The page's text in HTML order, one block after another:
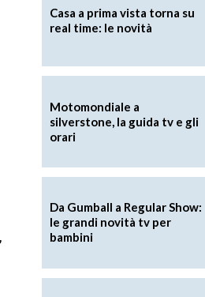
Casa a prima vista torna su
real time: le novità
Motomondiale a
silverstone, la guida tv e gli
orari
Da Gumball a Regular Show:
le grandi novità tv per
bambini